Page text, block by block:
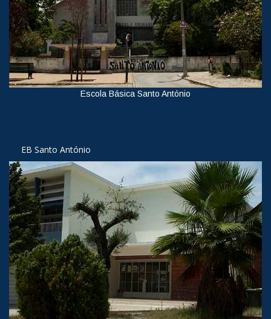
Escola Básica Santo António
EB Santo António